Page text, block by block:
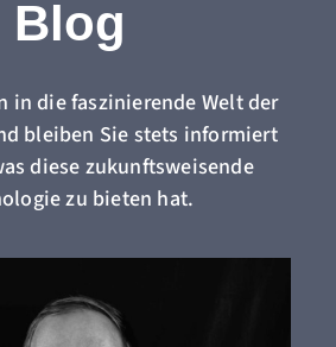
Blog
in die faszinierende Welt der
bleiben Sie stets informiert
diese zukunftsweisende
zu bieten hat.